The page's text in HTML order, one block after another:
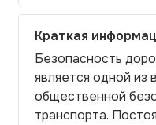
Краткая
Безопасность
является одной из
общественной
транспорта.